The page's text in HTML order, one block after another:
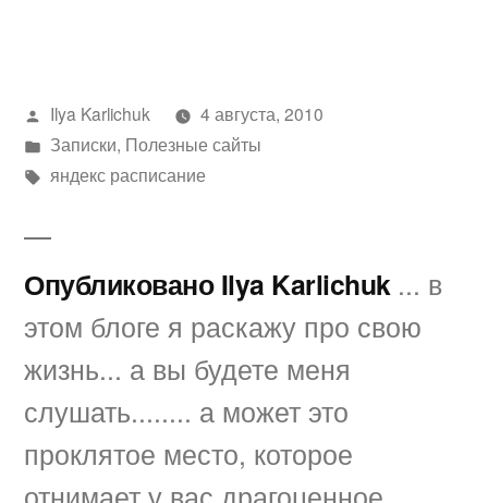
Написано
автором
Ilya Karlichuk
4 августа, 2010
Написано
в
Записки, Полезные сайты
Метки:
яндекс расписание
Опубликовано Ilya Karlichuk ... в
этом блоге я раскажу про свою
жизнь... а вы будете меня
слушать........ а может это
проклятое место, которое